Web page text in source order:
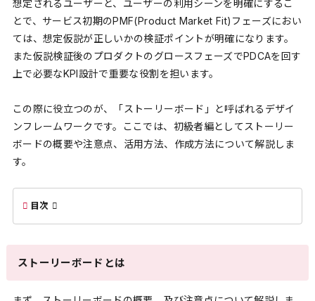
想定されるユーザーと、ユーザーの利用シーンを明確にするこ
とで、サービス初期のPMF(Product Market Fit)フェーズにおい
ては、想定仮説が正しいかの検証ポイントが明確になります。
また仮説検証後のプロダクトのグロースフェーズでPDCAを回す
上で必要なKPI設計で重要な役割を担います。
この際に役立つのが、「ストーリーボード」と呼ばれるデザイ
ンフレームワークです。ここでは、初級者編としてストーリー
ボードの概要や注意点、活用方法、作成方法について解説しま
す。
目次
ストーリーボードとは